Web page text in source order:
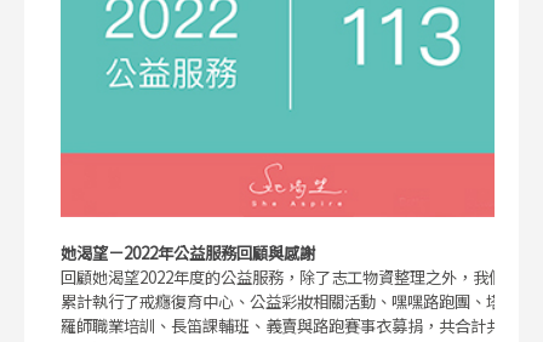
她渴望－2022年公益服務回顧與感謝
回顧她渴望2022年度的公益服務，除了志工物資整理之外，我們
累計執行了戒癮復育中心、公益彩妝相關活動、嘿嘿路跑團、塔
羅師職業培訓、長笛課輔班、義賣與路跑賽事衣募捐，共合計共